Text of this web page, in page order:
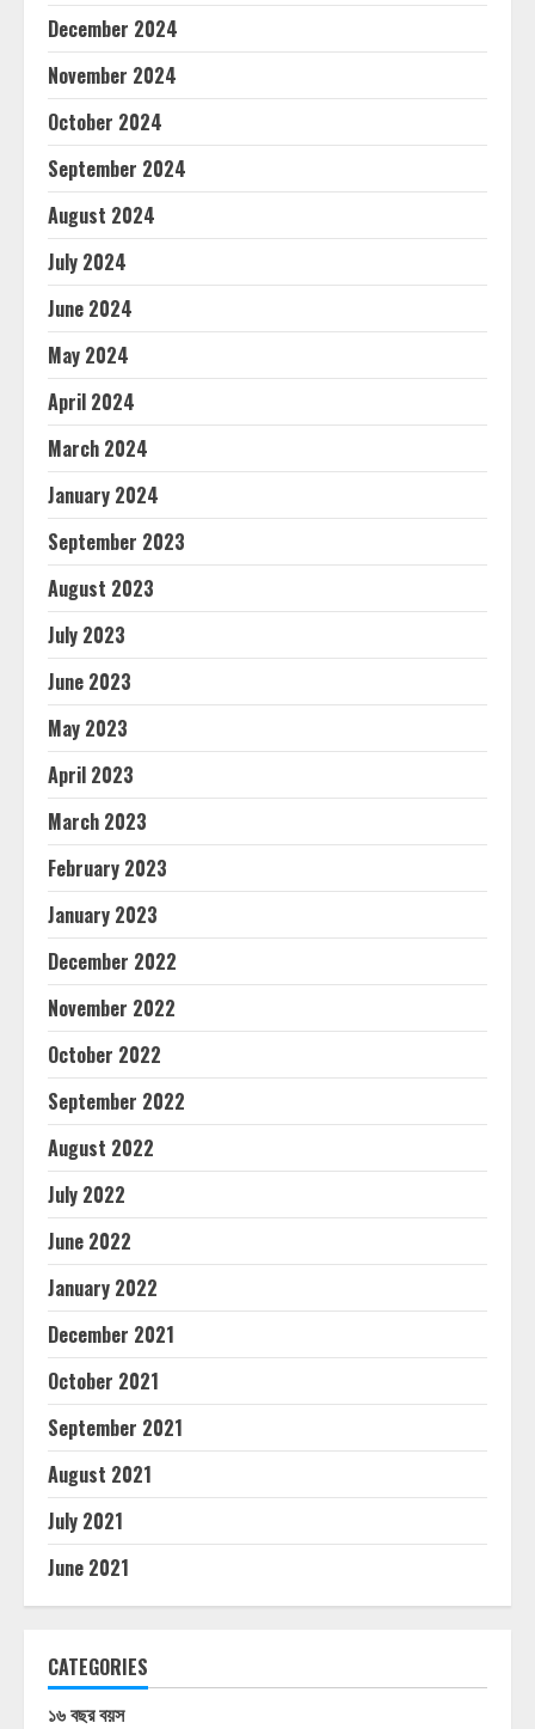
December 2024
November 2024
October 2024
September 2024
August 2024
July 2024
June 2024
May 2024
April 2024
March 2024
January 2024
September 2023
August 2023
July 2023
June 2023
May 2023
April 2023
March 2023
February 2023
January 2023
December 2022
November 2022
October 2022
September 2022
August 2022
July 2022
June 2022
January 2022
December 2021
October 2021
September 2021
August 2021
July 2021
June 2021
CATEGORIES
১৬ বছর বয়স